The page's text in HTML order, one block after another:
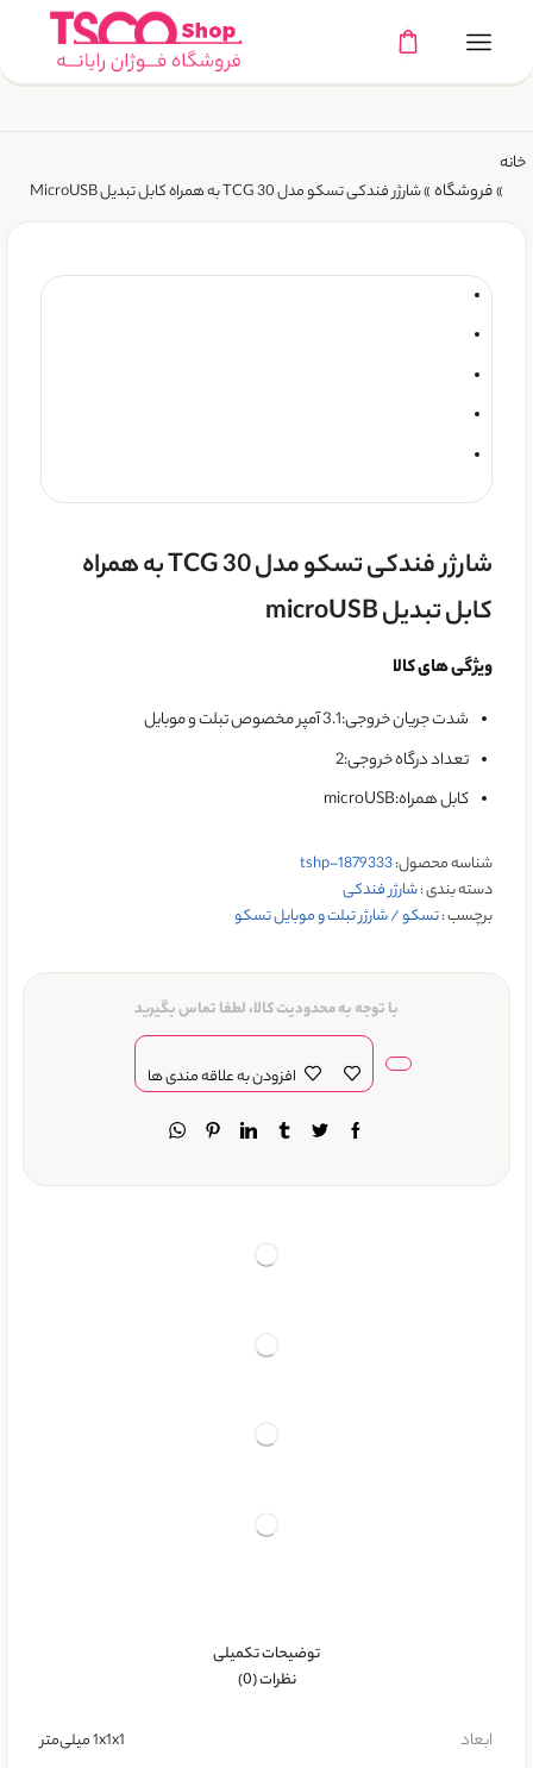
خانه
»فروشگاه»شارژر فندکی تسکو مدل TCG 30 به همراه کابل تبدیل MicroUSB
شارژر فندکی تسکو مدل TCG 30 به همراه
کابل تبدیل microUSB
ویژگی های کالا
شدت جریان خروجی:3.1 آمپر مخصوص تبلت و موبایل
تعداد درگاه خروجی:2
کابل همراه:microUSB
شناسه محصول:tshp-1879333
دسته بندی :شارژر فندکی
برچسب :تسکو / شارژر تبلت و موبایل تسکو
با توجه به محدودیت کالا، لطفا تماس بگیرید
افزودن به علاقه مندی ها
توضیحات تکمیلی
نظرات (0)
ابعاد 1x1x1 میلی‌متر